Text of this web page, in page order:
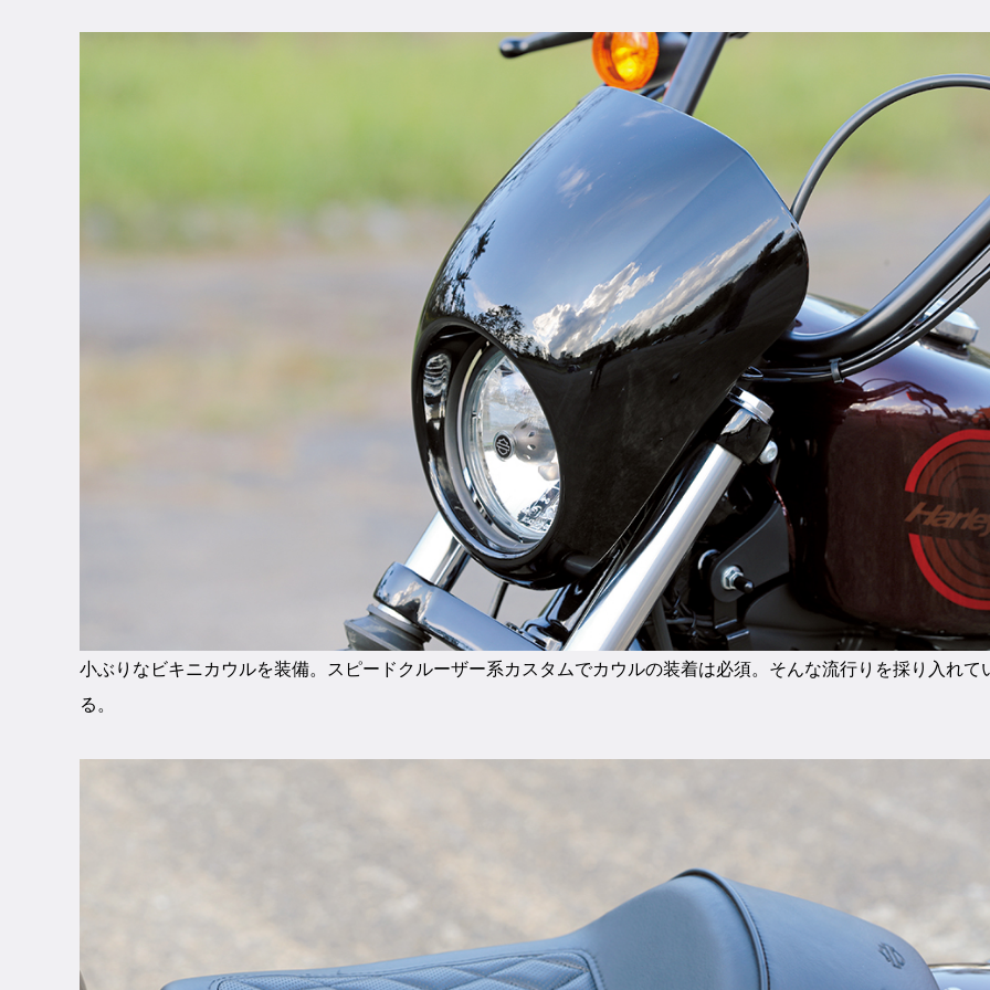
小ぶりなビキニカウルを装備。スピードクルーザー系カスタムでカウルの装着は必須。そんな流行りを採り入れて
る。